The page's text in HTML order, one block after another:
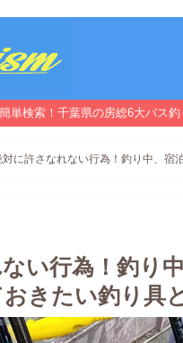
単検索！千葉県の房総6大バス
対に許さなれない行為！釣り中、宿
い行為！釣り
きたい釣り具